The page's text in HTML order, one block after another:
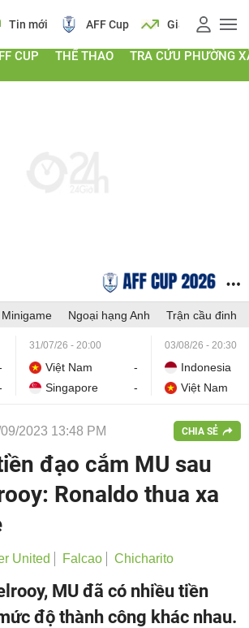
Tin mới AFF Cup Giá vàng
CUP THỂ THAO TRA CỨU PHƯỜNG
Minigame Ngoại hạng Anh Trận cầu đinh
31/07/26 - 20:00
Việt Nam
-
Singapore
-
03/08/26 - 20:30
Indonesia
Việt Nam
2023 13:48 PM CHIA SẺ
đạo cắm MU sau
Ronaldo thua xa
United Falcao Chicharito
MU đã có nhiều tiền
độ thành công khác nhau.